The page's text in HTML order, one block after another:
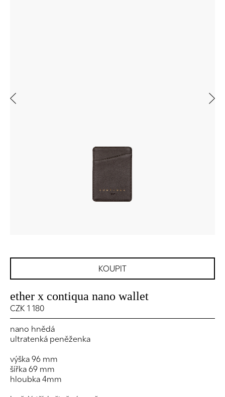
KOUPIT
ether x contiqua nano wallet
CZK 1 180
nano hnědá
ultratenká peněženka
výška 96 mm
šířka 69 mm
hloubka 4mm